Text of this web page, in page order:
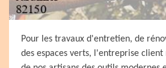
Pour les travaux d'entretien, de
des espaces verts, l'entreprise